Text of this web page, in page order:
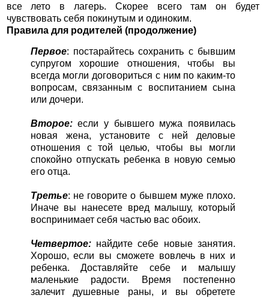
все лето в лагерь. Скорее всего там он будет
чувствовать себя покинутым и одиноким.
Правила для родителей (продолжение)
Первое: постарайтесь сохранить с бывшим
супругом хорошие отношения, чтобы вы
всегда могли договориться с ним по каким-то
вопросам, связанным с воспитанием сына
или дочери.
Второе:если у бывшего мужа появилась
новая жена, установите с ней деловые
отношения с той целью, чтобы вы могли
спокойно отпускать ребенка в новую семью
его отца.
Третье: не говорите о бывшем муже плохо.
Иначе вы нанесете вред малышу, который
воспринимает себя частью вас обоих.
Четвертое:найдите себе новые занятия.
Хорошо, если вы сможете вовлечь в них и
ребенка. Доставляйте себе и малышу
маленькие радости. Время постепенно
залечит душевные раны, и вы обретете